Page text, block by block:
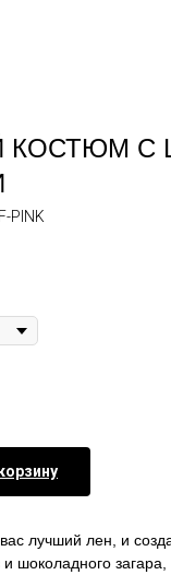
КОСТЮМ С
PINK
лучший лен, и
шоколадного